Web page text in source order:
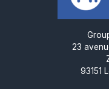
23
93151